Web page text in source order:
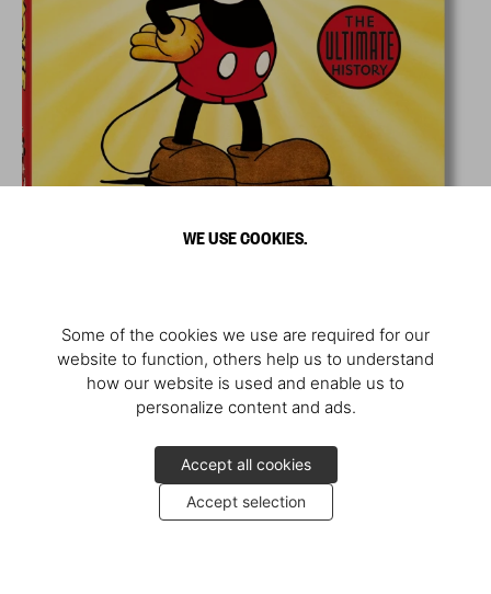
WE USE COOKIES.
Some of the cookies we use are required for our
website to function, others help us to understand
how our website is used and enable us to
personalize content and ads.
Accept all cookies
Accept selection